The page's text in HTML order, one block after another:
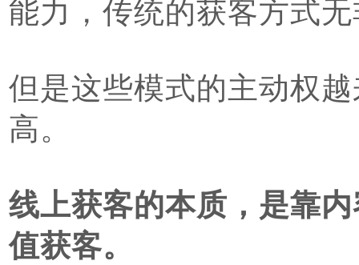
能力，传统的获客方式
但是这些模式的主动权
高。
线上获客的本质，是靠
值获客。